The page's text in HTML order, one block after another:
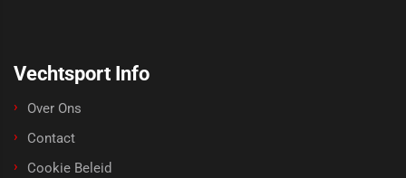
Vechtsport Info
Over Ons
Contact
Cookie Beleid